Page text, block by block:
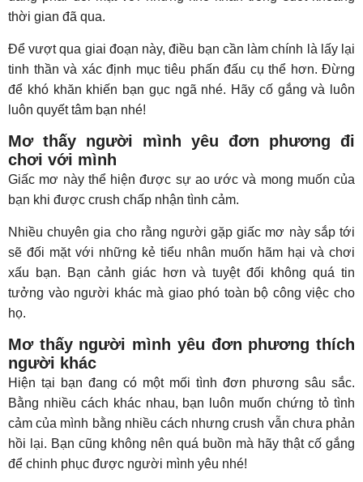
thời gian đã qua.
Để vượt qua giai đoạn này, điều bạn cần làm chính là lấy lại
tinh thần và xác định mục tiêu phấn đấu cụ thể hơn. Đừng
để khó khăn khiến bạn gục ngã nhé. Hãy cố gắng và luôn
luôn quyết tâm bạn nhé!
Mơ thấy người mình yêu đơn phương đi
chơi với mình
Giấc mơ này thể hiện được sự ao ước và mong muốn của
bạn khi được crush chấp nhận tình cảm.
Nhiều chuyên gia cho rằng người gặp giấc mơ này sắp tới
sẽ đối mặt với những kẻ tiểu nhân muốn hãm hại và chơi
xấu bạn. Bạn cảnh giác hơn và tuyệt đối không quá tin
tưởng vào người khác mà giao phó toàn bộ công việc cho
họ.
Mơ thấy người mình yêu đơn phương thích
người khác
Hiện tại bạn đang có một mối tình đơn phương sâu sắc.
Bằng nhiều cách khác nhau, bạn luôn muốn chứng tỏ tình
cảm của mình bằng nhiều cách nhưng crush vẫn chưa phản
hồi lại. Bạn cũng không nên quá buồn mà hãy thật cố gắng
để chinh phục được người mình yêu nhé!